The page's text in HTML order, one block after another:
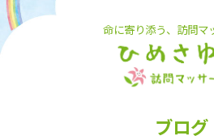
命に寄り添う、訪問マ
ブログ